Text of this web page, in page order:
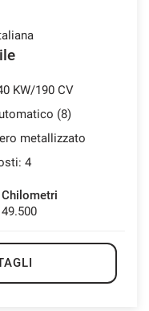
KW/190 CV
(8)
metallizzato
4
Chilometri
49.500
utente